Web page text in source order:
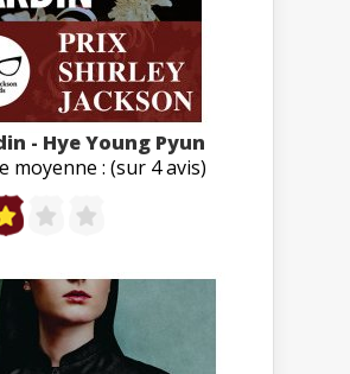
- Hye Young Pyun
moyenne : (sur 4 avis)